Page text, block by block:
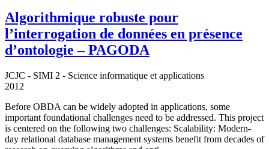
Algorithmique robuste pour
l’interrogation de données en présence
d’ontologie – PAGODA
JCJC - SIMI 2 - Science informatique et applications
2012
Before OBDA can be widely adopted in applications, some
important foundational challenges need to be addressed. This project
is centered on the following two challenges: Scalability: Modern-
day relational database management systems benefit from decades of